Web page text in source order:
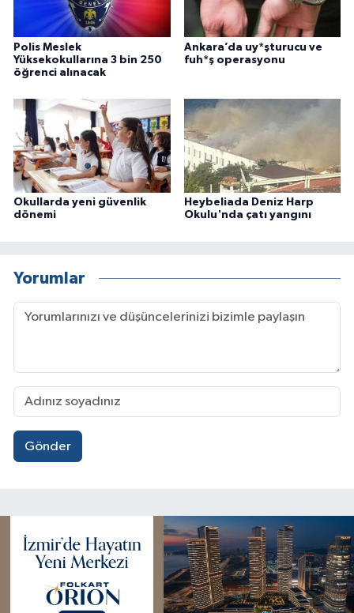
Polis Meslek
Yüksekokullarına 3 bin 250
öğrenci alınacak
Ankara’da uy*şturucu ve
fuh*ş operasyonu
Okullarda yeni güvenlik
dönemi
Heybeliada Deniz Harp
Okulu'nda çatı yangını
Yorumlar
Gönder